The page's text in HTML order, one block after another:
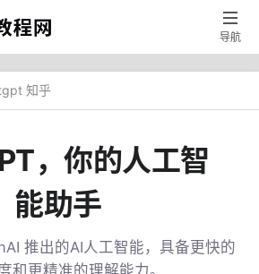

导航
知乎
，你的人工智
能助手
推出的AI人工智能，具备更快的
和更精准的理解能力。